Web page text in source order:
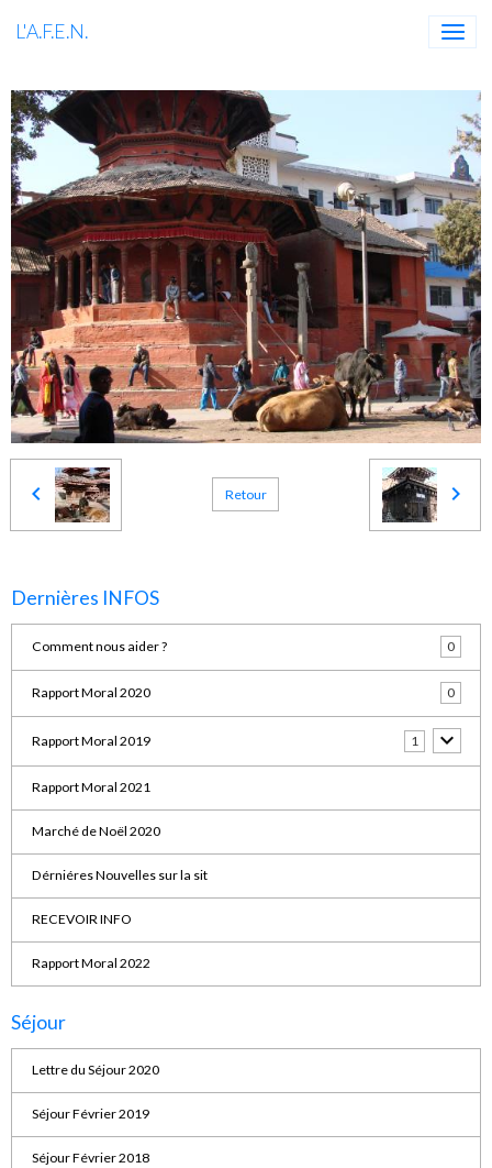
L'A.F.E.N.
Retour
Dernières INFOS
Comment nous aider ? 0
Rapport Moral 2020 0
Rapport Moral 2019 1
Rapport Moral 2021
Marché de Noël 2020
Dérniéres Nouvelles sur la sit
RECEVOIR INFO
Rapport Moral 2022
Séjour
Lettre du Séjour 2020
Séjour Février 2019
Séjour Février 2018